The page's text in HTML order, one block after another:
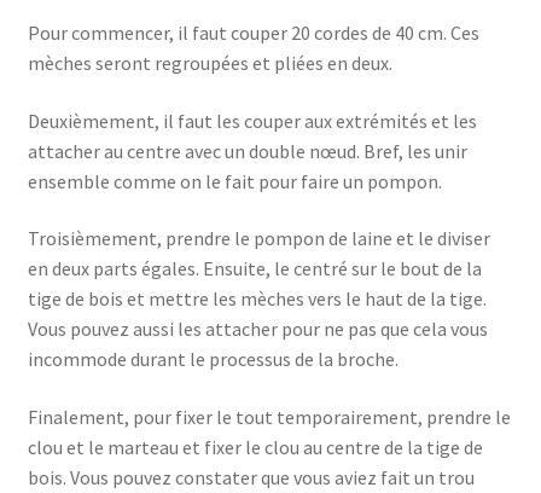
Pour commencer, il faut couper 20 cordes de 40 cm. Ces
mèches seront regroupées et pliées en deux.
Deuxièmement, il faut les couper aux extrémités et les
attacher au centre avec un double nœud. Bref, les unir
ensemble comme on le fait pour faire un pompon.
Troisièmement, prendre le pompon de laine et le diviser
en deux parts égales. Ensuite, le centré sur le bout de la
tige de bois et mettre les mèches vers le haut de la tige.
Vous pouvez aussi les attacher pour ne pas que cela vous
incommode durant le processus de la broche.
Finalement, pour fixer le tout temporairement, prendre le
clou et le marteau et fixer le clou au centre de la tige de
bois. Vous pouvez constater que vous aviez fait un trou